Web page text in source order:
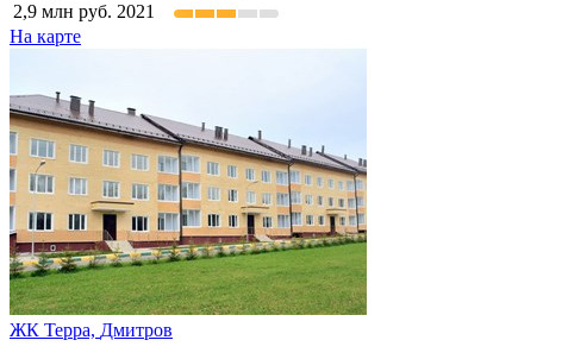
2,9 млн руб. 2021
На карте
ЖК Терра, Дмитров